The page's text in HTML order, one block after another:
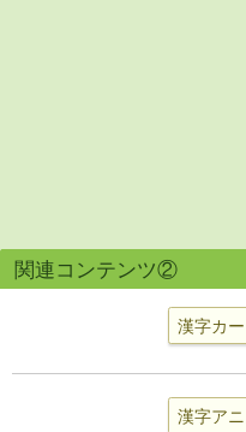
関連コンテンツ②
漢字カ
漢字ア